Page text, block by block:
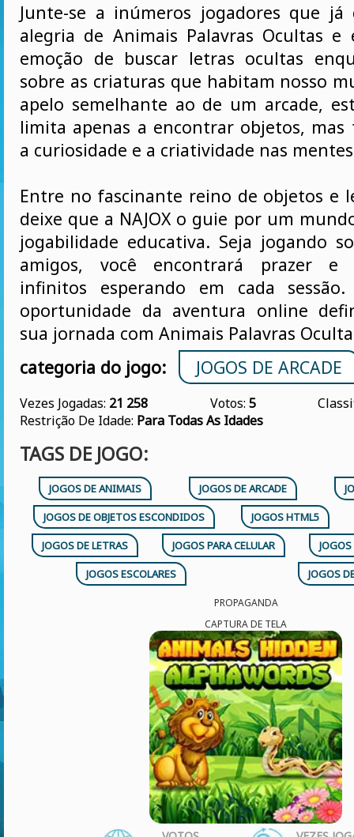
Junte-se a inúmeros jogadores que já
alegria de Animais Palavras Ocultas e
emoção de buscar letras ocultas
sobre as criaturas que habitam nosso
apelo semelhante ao de um arcade,
limita apenas a encontrar objetos,
a curiosidade e a criatividade nas
Entre no fascinante reino de objetos e
deixe que a NAJOX o guie por um
jogabilidade educativa. Seja jogando
amigos, você encontrará prazer e
infinitos esperando em cada
oportunidade da aventura online
sua jornada com Animais Palavras
categoria do jogo:
JOGOS DE ARCADE
Vezes Jogadas: 21 258 Votos: 5
Restrição De Idade: Para Todas As Idades
TAGS DE JOGO:
JOGOS DE ANIMAIS JOGOS DE ARCADE
JOGOS DE OBJETOS ESCONDIDOS
JOGOS HTML5
JOGOS DE LETRAS
JOGOS PARA CELULAR
JOGOS ESCOLARES
JOGOS
PROPAGANDA
CAPTURA DE TELA